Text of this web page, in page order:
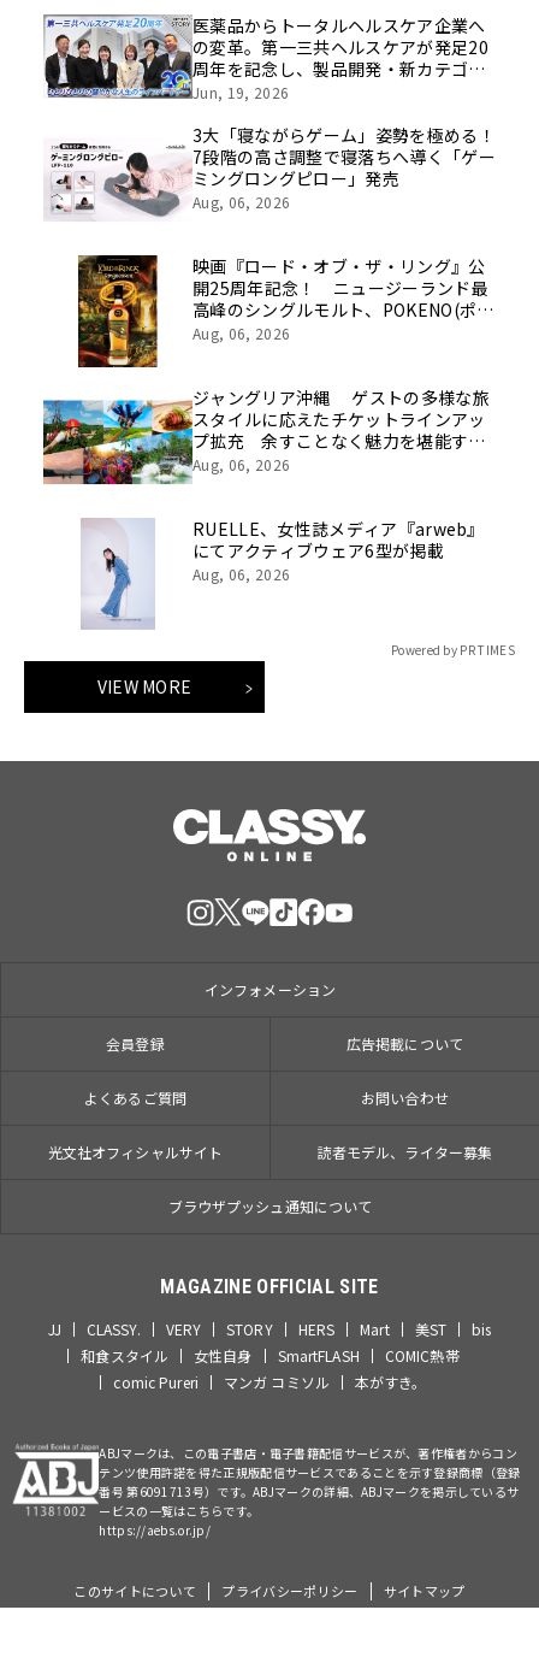
医薬品からトータルヘルスケア企業へ
の変革。第一三共ヘルスケアが発足20
周年を記念し、製品開発・新カテゴリ
挑戦の舞台や旧社統合時のエピソード
像を公開！
Jun, 19, 2026
3大「寝ながらゲーム」姿勢を極める！
7段階の高さ調整で寝落ちへ導く「ゲー
ミングロングピロー」発売
Aug, 06, 2026
映画『ロード・オブ・ザ・リング』公
開25周年記念！ ニュージーランド最
高峰のシングルモルト、POKENO(ポケ
ノ)より 数量限定ウイスキー「リング
Aug, 06, 2026
ジャングリア沖縄 ゲストの多様な旅
スタイルに応えたチケットラインアッ
プ拡充 余すことなく魅力を堪能する
「ロイヤルチケット」新登場
Aug, 06, 2026
RUELLE、女性誌メディア『arweb』
にてアクティブウェア6型が掲載
Aug, 06, 2026
Powered by PR TIMES
VIEW MORE
インフォメーション
会員登録 広告掲載について
よくあるご質問 お問い合わせ
光文社オフィシャルサイト 読者モデル、ライター募集
ブラウザプッシュ通知について
MAGAZINE OFFICIAL SITE
JJ CLASSY. VERY STORY HERS Mart 美ST
bis
和食スタイル
女性自身 SmartFLASH
COMIC熱帯
comic Pureri
マンガ コミソル 本がすき。
ABJマークは、この電子書店・電子書籍配信サービスが、著作権者からコン
テンツ使用許諾を得た正規版配信サービスであることを示す登録商標（登録
番号 第6091713号）です。ABJマークの詳細、ABJマークを掲示しているサ
ービスの一覧はこちらです。
https://aebs.or.jp/
このサイトについて プライバシーポリシー サイトマップ